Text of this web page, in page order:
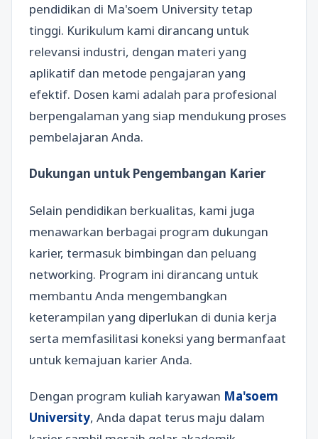
pendidikan di Ma'soem University tetap
tinggi. Kurikulum kami dirancang untuk
relevansi industri, dengan materi yang
aplikatif dan metode pengajaran yang
efektif. Dosen kami adalah para profesional
berpengalaman yang siap mendukung proses
pembelajaran Anda.
Dukungan untuk Pengembangan Karier
Selain pendidikan berkualitas, kami juga
menawarkan berbagai program dukungan
karier, termasuk bimbingan dan peluang
networking. Program ini dirancang untuk
membantu Anda mengembangkan
keterampilan yang diperlukan di dunia kerja
serta memfasilitasi koneksi yang bermanfaat
untuk kemajuan karier Anda.
Dengan program kuliah karyawan Ma'soem
University, Anda dapat terus maju dalam